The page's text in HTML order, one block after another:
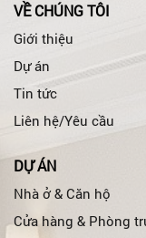
VỀ CHÚNG TÔI
Giới thiệu
Dự án
Tin tức
Liên hệ/Yêu cầu
DỰ ÁN
Nhà ở & Căn hộ
Cửa hàng & Phòng